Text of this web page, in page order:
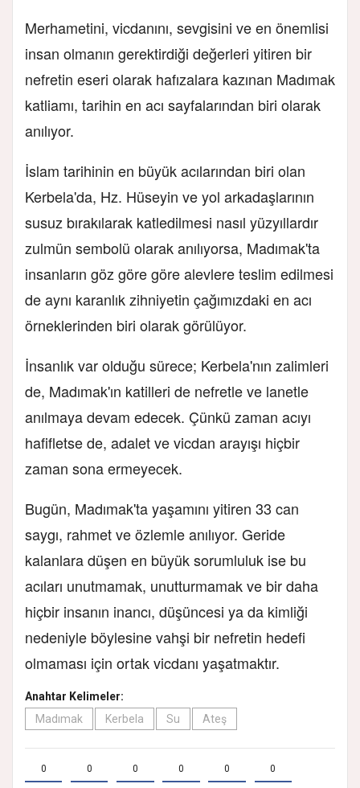
Merhametini, vicdanını, sevgisini ve en önemlisi
insan olmanın gerektirdiği değerleri yitiren bir
nefretin eseri olarak hafızalara kazınan Madımak
katliamı, tarihin en acı sayfalarından biri olarak
anılıyor.
İslam tarihinin en büyük acılarından biri olan
Kerbela'da, Hz. Hüseyin ve yol arkadaşlarının
susuz bırakılarak katledilmesi nasıl yüzyıllardır
zulmün sembolü olarak anılıyorsa, Madımak'ta
insanların göz göre göre alevlere teslim edilmesi
de aynı karanlık zihniyetin çağımızdaki en acı
örneklerinden biri olarak görülüyor.
İnsanlık var olduğu sürece; Kerbela'nın zalimleri
de, Madımak'ın katilleri de nefretle ve lanetle
anılmaya devam edecek. Çünkü zaman acıyı
hafifletse de, adalet ve vicdan arayışı hiçbir
zaman sona ermeyecek.
Bugün, Madımak'ta yaşamını yitiren 33 can
saygı, rahmet ve özlemle anılıyor. Geride
kalanlara düşen en büyük sorumluluk ise bu
acıları unutmamak, unutturmamak ve bir daha
hiçbir insanın inancı, düşüncesi ya da kimliği
nedeniyle böylesine vahşi bir nefretin hedefi
olmaması için ortak vicdanı yaşatmaktır.
Anahtar Kelimeler:
Madımak
Kerbela Su Ateş
0 0 0 0 0 0